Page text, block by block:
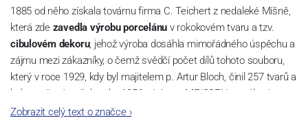
1885 od něho získala továrnu firma C. Teichert z nedaleké Míšně,
která zde zavedla výrobu porcelánu v rokokovém tvaru a tzv.
cibulovém dekoru, jehož výroba dosáhla mimořádného úspěchu a
zájmu mezi zákazníky, o čemž svědčí počet dílů tohoto souboru,
který v roce 1929, kdy byl majitelem p. Artur Bloch, činil 257 tvarů a
byl označován až do roku 1956 nápisem MEISSEN v oválovém
rámečku.
Zobrazit celý text o značce›